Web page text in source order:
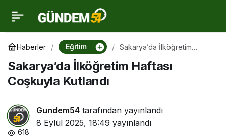
Haberler Eğitim
Sakarya’da İlköğretim
Sakarya’da İlköğretim Haftası
Coşkuyla Kutlandı
Gundem54 tarafından yayınlandı
8 Eylül 2025, 18:49 yayınlandı
618
Sakarya’da İlköğretim
Haftası Coşkuyla
Kutlandı